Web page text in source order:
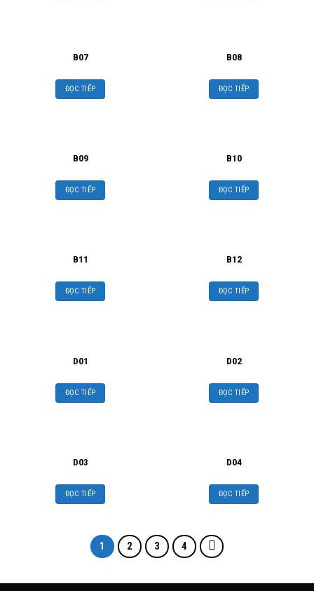
B07
ĐỌC TIẾP
B08
ĐỌC TIẾP
B09
ĐỌC TIẾP
B10
ĐỌC TIẾP
B11
ĐỌC TIẾP
B12
ĐỌC TIẾP
D01
ĐỌC TIẾP
D02
ĐỌC TIẾP
D03
ĐỌC TIẾP
D04
ĐỌC TIẾP
1 2 3 4